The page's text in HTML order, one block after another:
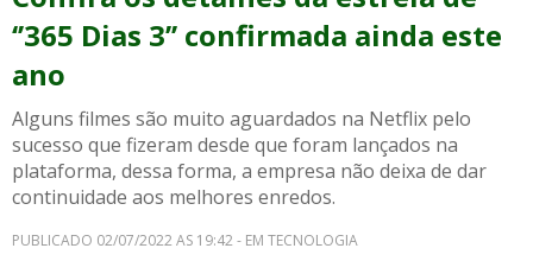
‘’365 Dias 3’’ confirmada ainda este
ano
Alguns filmes são muito aguardados na Netflix pelo
sucesso que fizeram desde que foram lançados na
plataforma, dessa forma, a empresa não deixa de dar
continuidade aos melhores enredos.
PUBLICADO 02/07/2022 AS 19:42 - EM TECNOLOGIA